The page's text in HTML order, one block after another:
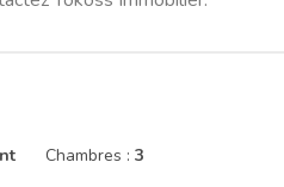
Chambres : 3